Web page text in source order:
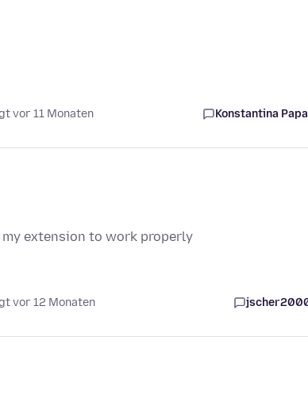
vor 11 Monaten Konstantina
extension to work properly
vor 12 Monaten